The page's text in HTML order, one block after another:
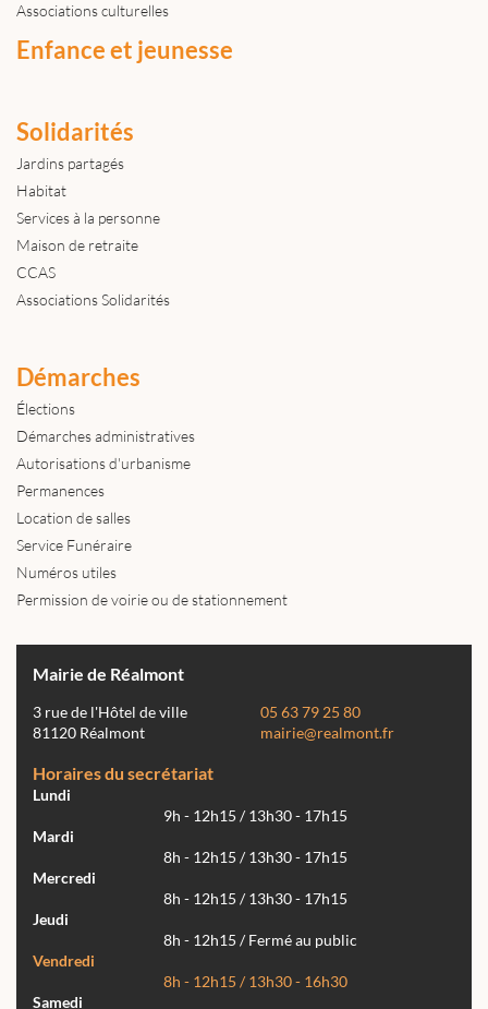
Associations culturelles
Enfance et jeunesse
Solidarités
Jardins partagés
Habitat
Services à la personne
Maison de retraite
CCAS
Associations Solidarités
Démarches
Élections
Démarches administratives
Autorisations d'urbanisme
Permanences
Location de salles
Service Funéraire
Numéros utiles
Permission de voirie ou de stationnement
Mairie de Réalmont
3 rue de l'Hôtel de ville
81120 Réalmont
05 63 79 25 80
mairie@realmont.fr
Horaires du secrétariat
Lundi
9h - 12h15 / 13h30 - 17h15
Mardi
8h - 12h15 / 13h30 - 17h15
Mercredi
8h - 12h15 / 13h30 - 17h15
Jeudi
8h - 12h15 / Fermé au public
Vendredi
8h - 12h15 / 13h30 - 16h30
Samedi